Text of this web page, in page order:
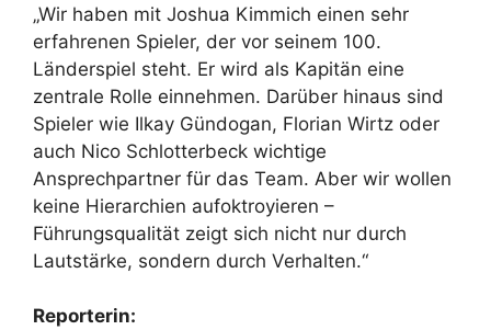
„Wir haben mit Joshua Kimmich einen sehr
erfahrenen Spieler, der vor seinem 100.
Länderspiel steht. Er wird als Kapitän eine
zentrale Rolle einnehmen. Darüber hinaus sind
Spieler wie Ilkay Gündogan, Florian Wirtz oder
auch Nico Schlotterbeck wichtige
Ansprechpartner für das Team. Aber wir wollen
keine Hierarchien aufoktroyieren –
Führungsqualität zeigt sich nicht nur durch
Lautstärke, sondern durch Verhalten.“
Reporterin: